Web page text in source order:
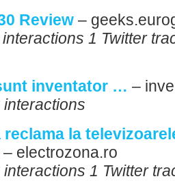
Review –
1 Twitter
inventator … –
reclama la
– electrozona.ro
1 Twitter